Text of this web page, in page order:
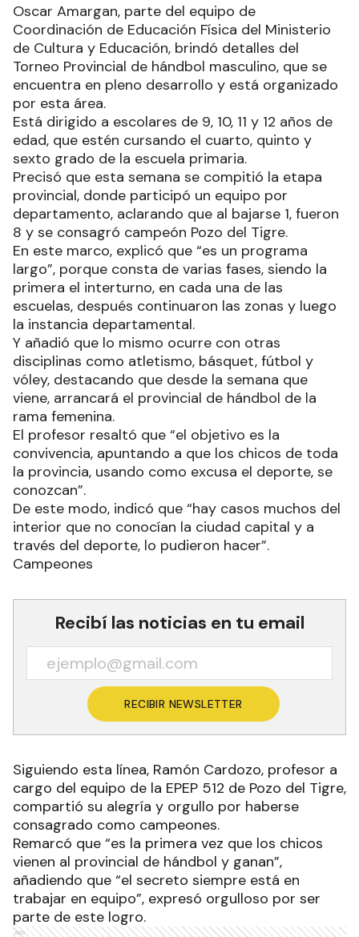
Oscar Amargan, parte del equipo de
Coordinación de Educación Física del Ministerio
de Cultura y Educación, brindó detalles del
Torneo Provincial de hándbol masculino, que se
encuentra en pleno desarrollo y está organizado
por esta área.
Está dirigido a escolares de 9, 10, 11 y 12 años de
edad, que estén cursando el cuarto, quinto y
sexto grado de la escuela primaria.
Precisó que esta semana se compitió la etapa
provincial, donde participó un equipo por
departamento, aclarando que al bajarse 1, fueron
8 y se consagró campeón Pozo del Tigre.
En este marco, explicó que “es un programa
largo”, porque consta de varias fases, siendo la
primera el interturno, en cada una de las
escuelas, después continuaron las zonas y luego
la instancia departamental.
Y añadió que lo mismo ocurre con otras
disciplinas como atletismo, básquet, fútbol y
vóley, destacando que desde la semana que
viene, arrancará el provincial de hándbol de la
rama femenina.
El profesor resaltó que “el objetivo es la
convivencia, apuntando a que los chicos de toda
la provincia, usando como excusa el deporte, se
conozcan”.
De este modo, indicó que “hay casos muchos del
interior que no conocían la ciudad capital y a
través del deporte, lo pudieron hacer”.
Campeones
Recibí las noticias en tu email
RECIBIR NEWSLETTER
Siguiendo esta línea, Ramón Cardozo, profesor a
cargo del equipo de la EPEP 512 de Pozo del Tigre,
compartió su alegría y orgullo por haberse
consagrado como campeones.
Remarcó que “es la primera vez que los chicos
vienen al provincial de hándbol y ganan”,
añadiendo que “el secreto siempre está en
trabajar en equipo”, expresó orgulloso por ser
parte de este logro.
Ads